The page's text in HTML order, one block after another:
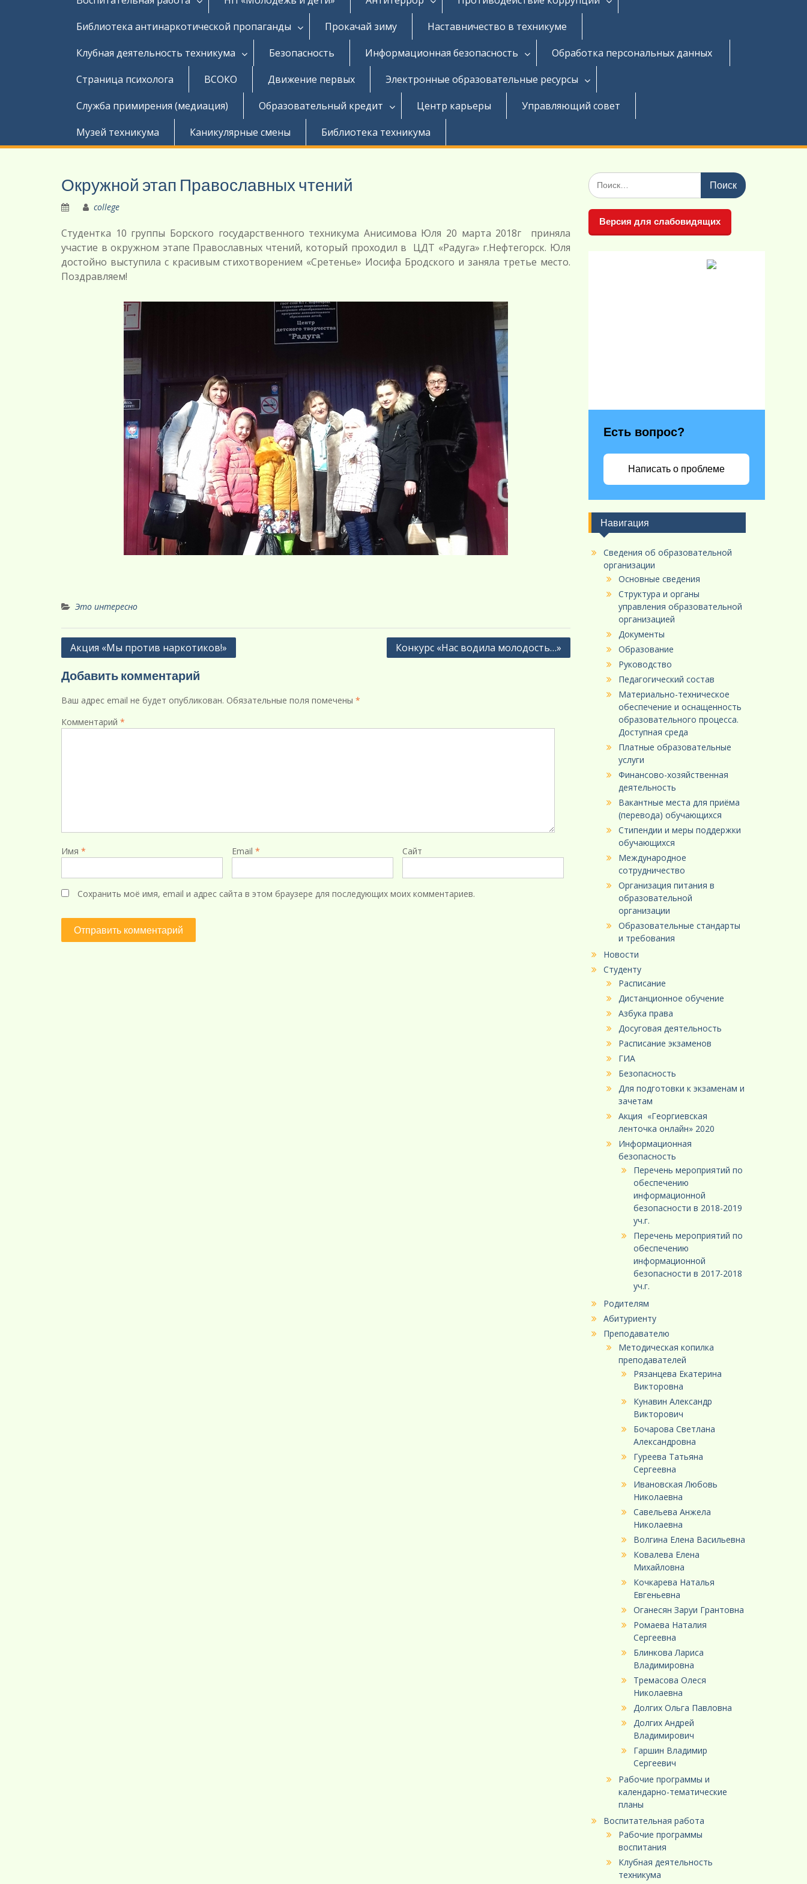
Библиотека антинаркотической пропаганды
Прокачай зиму
Наставничество в техникуме
Клубная деятельность техникума
Безопасность Информационная безопасность
Обработка персональных данных
Страница психолога
ВСОКО Движение первых
Электронные образовательные ресурсы
Служба примирения (медиация)
Образовательный кредит Центр карьеры
Управляющий совет
Музей техникума
Каникулярные смены Библиотека техникума
Окружной этап Православных чтений
college
Студентка 10 группы Борского государственного техникума Анисимова Юля 20 марта 2018г приняла
участие в окружном этапе Православных чтений, который проходил в ЦДТ «Радуга» г.Нефтегорск. Юля
достойно выступила с красивым стихотворением «Сретенье» Иосифа Бродского и заняла третье место.
Поздравляем!
Это интересно
Навигация
записям
Акция «Мы против наркотиков!» Конкурс «Нас водила молодость…»
Добавить комментарий
Ваш адрес email не будет опубликован. Обязательные поля помечены *
Комментарий *
Имя * Email * Сайт
Сохранить моё имя, email и адрес сайта в этом браузере для последующих моих комментариев.
Поиск
по:
Версия для слабовидящих
Есть вопрос?
Написать о проблеме
Навигация
Сведения об образовательной
организации
Основные сведения
Структура и органы
управления образовательной
организацией
Документы
Образование
Руководство
Педагогический состав
Материально-техническое
обеспечение и оснащенность
образовательного процесса.
Доступная среда
Платные образовательные
услуги
Финансово-хозяйственная
деятельность
Вакантные места для приёма
(перевода) обучающихся
Стипендии и меры поддержки
обучающихся
Международное
сотрудничество
Организация питания в
образовательной
организации
Образовательные стандарты
и требования
Новости
Студенту
Расписание
Дистанционное обучение
Азбука права
Досуговая деятельность
Расписание экзаменов
ГИА
Безопасность
Для подготовки к экзаменам и
зачетам
Акция «Георгиевская
ленточка онлайн» 2020
Информационная
безопасность
Перечень мероприятий по
обеспечению
информационной
безопасности в 2018-2019
уч.г.
Перечень мероприятий по
обеспечению
информационной
безопасности в 2017-2018
уч.г.
Родителям
Абитуриенту
Преподавателю
Методическая копилка
преподавателей
Рязанцева Екатерина
Викторовна
Кунавин Александр
Викторович
Бочарова Светлана
Александровна
Гуреева Татьяна
Сергеевна
Ивановская Любовь
Николаевна
Савельева Анжела
Николаевна
Волгина Елена Васильевна
Ковалева Елена
Михайловна
Кочкарева Наталья
Евгеньевна
Оганесян Заруи Грантовна
Ромаева Наталия
Сергеевна
Блинкова Лариса
Владимировна
Тремасова Олеся
Николаевна
Долгих Ольга Павловна
Долгих Андрей
Владимирович
Гаршин Владимир
Сергеевич
Рабочие программы и
календарно-тематические
планы
Воспитательная работа
Рабочие программы
воспитания
Клубная деятельность
техникума